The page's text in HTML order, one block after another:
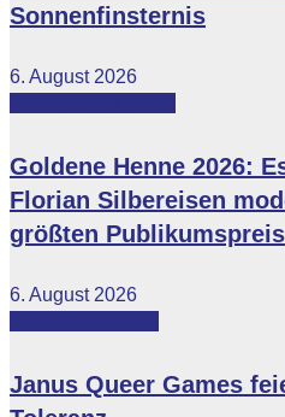
Sonnenfinsternis
6. August 2026
Goldene Henne 2026:
Florian Silbereisen
größten Publikumspreis
6. August 2026
Janus Queer Games